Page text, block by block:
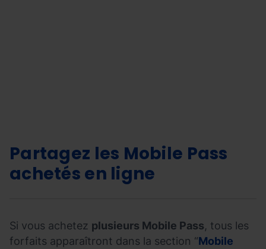
vos
achats
en
ligne
Partagez les Mobile Pass
achetés en ligne
Si vous achetez plusieurs Mobile Pass, tous les
forfaits apparaîtront dans la section “Mobile